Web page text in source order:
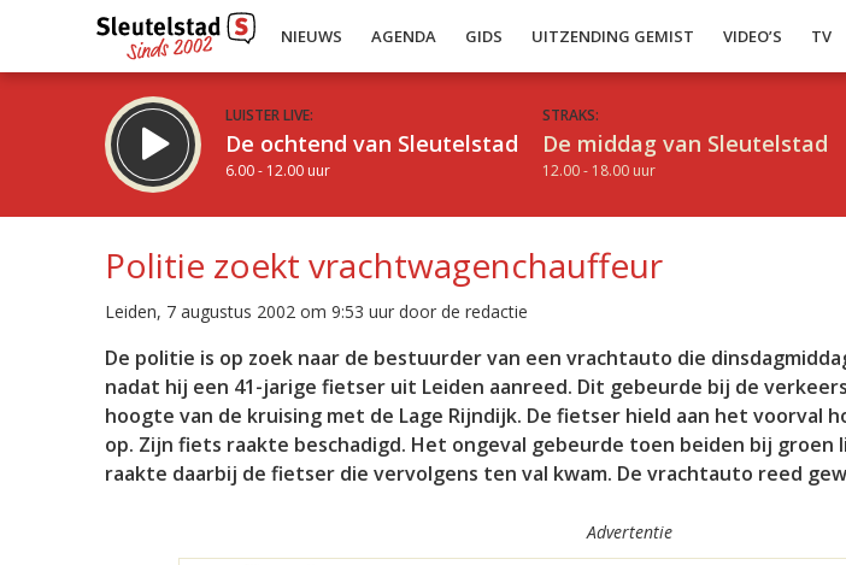
NIEUWS AGENDA GIDS UITZENDING GEMIST VIDEO’S TV
LUISTER LIVE:
De ochtend van Sleutelstad
6.00 - 12.00 uur
STRAKS:
De middag van Sleutelstad
12.00 - 18.00 uur
Inklappen
Politie zoekt vrachtwagenchauffeur
Leiden, 7 augustus 2002 om 9:53 uur door de redactie
De politie is op zoek naar de bestuurder van een vrachtauto die
nadat hij een 41-jarige fietser uit Leiden aanreed. Dit gebeurde bij de
hoogte van de kruising met de Lage Rijndijk. De fietser hield aan het voorval
op. Zijn fiets raakte beschadigd. Het ongeval gebeurde toen beiden bij
raakte daarbij de fietser die vervolgens ten val kwam. De vrachtauto reed
Advertentie